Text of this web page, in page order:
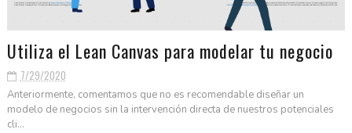
Utiliza el Lean Canvas para modelar tu negocio
7/29/2020
Anteriormente, comentamos que no es recomendable diseñar un
modelo de negocios sin la intervención directa de nuestros potenciales
cli...